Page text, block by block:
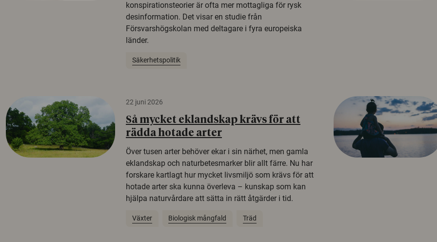
konspirationsteorier är ofta mer mottagliga för rysk
desinformation. Det visar en studie från
Försvarshögskolan med deltagare i fyra europeiska
länder.
Säkerhetspolitik
22 juni 2026
Så mycket eklandskap krävs för att
rädda hotade arter
Över tusen arter behöver ekar i sin närhet, men gamla
eklandskap och naturbetesmarker blir allt färre. Nu har
forskare kartlagt hur mycket livsmiljö som krävs för att
hotade arter ska kunna överleva – kunskap som kan
hjälpa naturvårdare att sätta in rätt åtgärder i tid.
Växter Biologisk mångfald Träd